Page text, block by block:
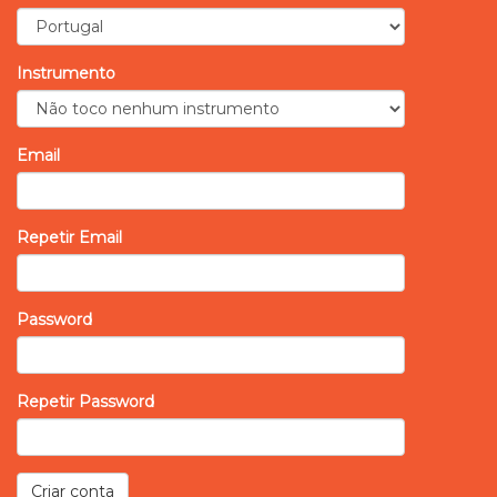
Instrumento
Email
Repetir Email
Password
Repetir Password
Criar conta